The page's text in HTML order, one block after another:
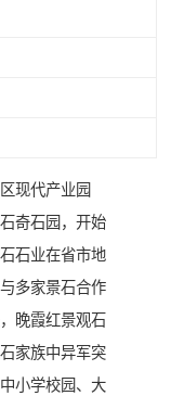
现代产业园
奇石园，开始
石业在省市地
多家景石合作
晚霞红景观石
家族中异军突
小学校园、大